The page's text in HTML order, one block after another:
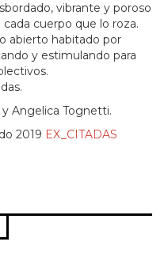
vibrante y poroso
cuerpo que lo roza.
abierto habitado por
y estimulando para
Angelica Tognetti.
2019 EX_CITADAS